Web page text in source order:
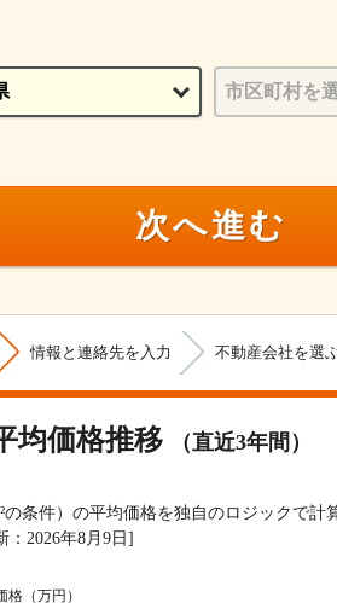
次へ進む
情報と連絡先を入力 不動産会社を選
均価格推移 （直近3年間）
条件）の平均価格を独自のロジックで
：2026年8月9日]
格（万円）